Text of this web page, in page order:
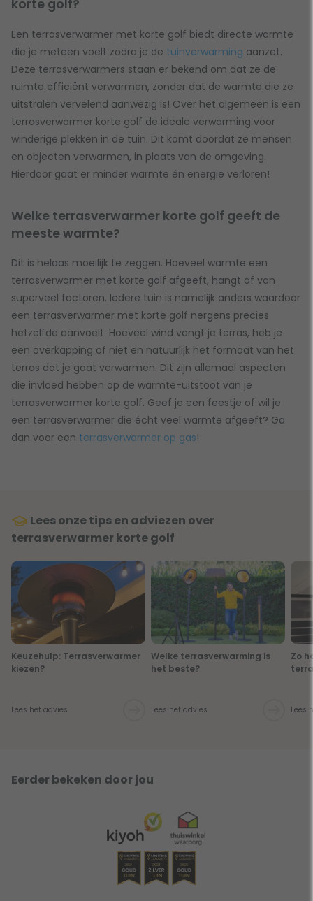
korte golf?
Een terrasverwarmer met korte golf biedt directe warmte
die je meteen voelt zodra je de tuinverwarming aanzet.
Deze terrasverwarmers staan er bekend om dat ze de
ruimte efficiënt verwarmen, zonder dat de warmte die ze
uitstralen vervelend aanwezig is! Over het algemeen is een
terrasverwarmer korte golf de ideale verwarming voor
winderige plekken in de tuin. Dit komt doordat ze mensen
en objecten verwarmen, in plaats van de omgeving.
Hierdoor gaat er minder warmte én energie verloren!
Welke terrasverwarmer korte golf geeft de
meeste warmte?
Dit is helaas moeilijk te zeggen. Hoeveel warmte een
terrasverwarmer met korte golf afgeeft, hangt af van
superveel factoren. Iedere tuin is namelijk anders waardoor
een terrasverwarmer met korte golf nergens precies
hetzelfde aanvoelt. Hoeveel wind vangt je terras, heb je
een overkapping of niet en natuurlijk het formaat van het
terras dat je gaat verwarmen. Dit zijn allemaal aspecten
die invloed hebben op de warmte-uitstoot van je
terrasverwarmer korte golf. Geef je een feestje of wil je
een terrasverwarmer die écht veel warmte afgeeft? Ga
dan voor een terrasverwarmer op gas!
Lees onze tips en adviezen over
terrasverwarmer korte golf
Keuzehulp: Terrasverwarmer
kiezen?
Lees het advies
Welke terrasverwarming is
het beste?
Lees het advies
Zo
Lees
Eerder bekeken door jou